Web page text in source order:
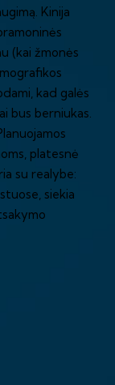
Kinija
(kai žmonės
kad galės
bus berniukas.
platesnė
su realybe:
siekia